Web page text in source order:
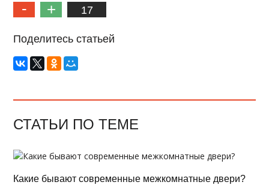
17
Поделитесь статьей
СТАТЬИ ПО ТЕМЕ
Какие бывают современные межкомнатные двери?